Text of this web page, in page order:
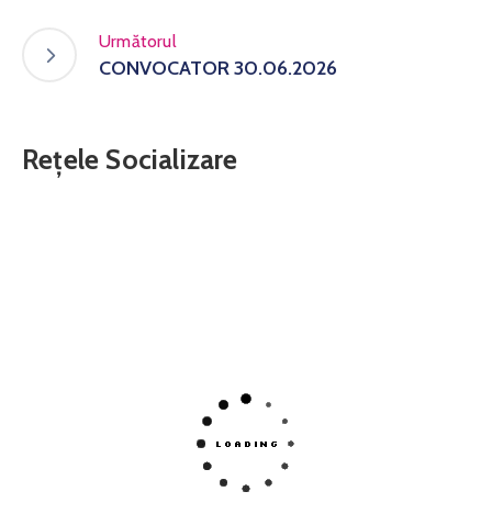
Următorul
CONVOCATOR 30.06.2026
Rețele Socializare